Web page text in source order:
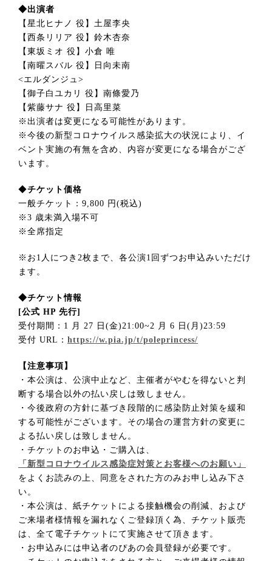
◆出演者
【星北ヒナノ 役】土屋李央
【西条リリア 役】鈴木杏奈
【東坂ミオ 役】小倉 唯
【南曜スバル 役】日向未南
<エルダンジュ>
【御子白ユカリ 役】南條愛乃
【紫藤サナ 役】日高里菜
※出演者は変更になる可能性があります。
※今後の新型コロナウイルス感染拡大の状況により、イ
ベント実施の有無を含め、内容が変更になる場合がござ
います。
◆チケット価格
一般チケット：9,800 円(税込)
※3 歳未満入場不可
※全席指定
※お1人につき2枚まで、各公演1回ずつお申込みいただけ
ます。
◆チケット情報
[公式 HP 先行]
受付期間：1 月 27 日(金)21:00~2 月 6 日(月)23:59
受付 URL： https://w.pia.jp/t/poleprincess/
【注意事項】
・本公演は、公演中止など、主催者がやむを得ないと判
断する場合以外の払い戻しは致しません。
・今後政府の方針に基づき段階的に感染防止対策を緩和
する可能性がございます。その場合の運営方針の変更に
よる払い戻しは致しません。
・チケットのお申込・ご購入は、
「新型コロナウイルス感染症対策とお客様へのお願い」
をよくお読みの上、同意をされた方のみお申し込み下さ
い。
・本公演は、紙チケットによる接触機会の削減、および
ご来場者様情報を漏れなくご登録頂く為、チケット販売
は、全て電子チケットにて実施させて頂きます。
・お申込みには申込者のぴあの会員登録が必要です。